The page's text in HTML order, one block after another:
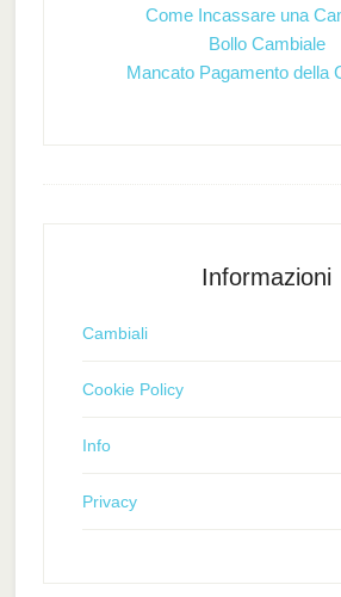
Come Incassare una
Bollo Cambiale
Mancato Pagamento della
Informazioni
Cambiali
Cookie Policy
Info
Privacy